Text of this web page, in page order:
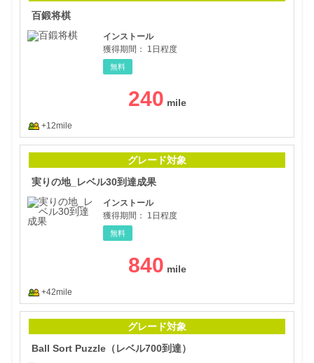
百鍛将棋
インストール
獲得期間：
1日程度
無料
240
+12mile
グレード対象
実りの地_レベル30到達成果
インストール
獲得期間：
1日程度
無料
840
+42mile
グレード対象
Ball Sort Puzzle（レベル700到達）